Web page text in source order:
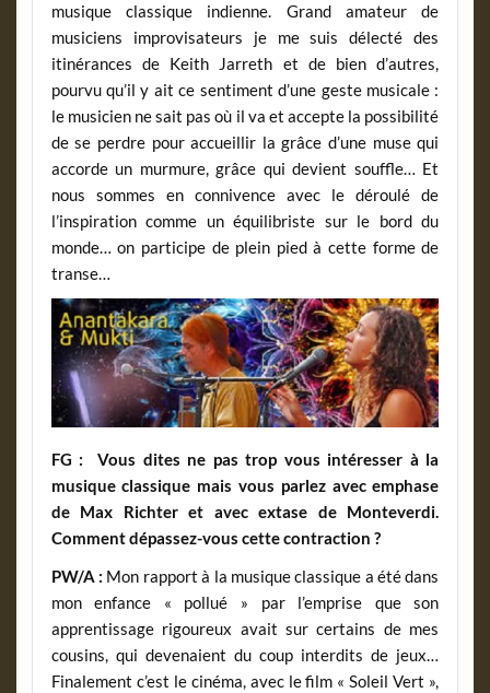
musique classique indienne. Grand amateur de
musiciens improvisateurs je me suis délecté des
itinérances de Keith Jarreth et de bien d’autres,
pourvu qu’il y ait ce sentiment d’une geste musicale :
le musicien ne sait pas où il va et accepte la possibilité
de se perdre pour accueillir la grâce d’une muse qui
accorde un murmure, grâce qui devient souffle… Et
nous sommes en connivence avec le déroulé de
l’inspiration comme un équilibriste sur le bord du
monde… on participe de plein pied à cette forme de
transe…
FG :
Vous dites ne pas trop vous intéresser à la
musique classique mais vous parlez avec emphase
de Max Richter et avec extase de Monteverdi.
Comment dépassez-vous cette contraction ?
PW/A : Mon rapport à la musique classique a été dans
mon enfance « pollué » par l’emprise que son
apprentissage rigoureux avait sur certains de mes
cousins, qui devenaient du coup interdits de jeux…
Finalement c’est le cinéma, avec le film « Soleil Vert »,